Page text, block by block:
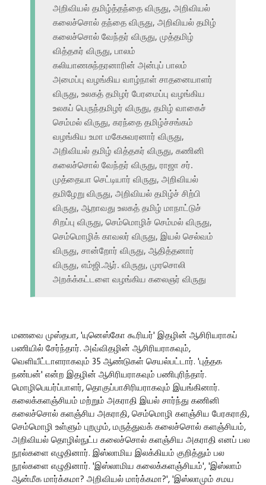
அறிவியல் தமிழ்த்தந்தை விருது, அறிவியல்
கலைச்சொல் தந்தை விருது, அறிவியல் தமிழ்
கலைச்சொல் வேந்தர் விருது, முத்தமிழ்
வித்தகர் விருது, பாலம்
கலியாணசுந்தரனாரின் அன்புப் பாலம்
அமைப்பு வழங்கிய வாழ்நாள் சாதனையாளர்
விருது, உலகத் தமிழர் பேரமைப்பு வழங்கிய
உலகப் பெருந்தமிழர் விருது, தமிழ் வாகைச்
செம்மல் விருது, கரந்தை தமிழ்ச்சங்கம்
வழங்கிய உமா மகேசுவரனார் விருது,
அறிவியல் தமிழ் வித்தகர் விருது, கணினி
கலைச்சொல் வேந்தர் விருது, ராஜா சர்.
முத்தையா செட்டியார் விருது, அறிவியல்
தமிழேறு விருது, அறிவியல் தமிழ்ச் சிற்பி
விருது, ஆறாவது உலகத் தமிழ் மாநாட்டுச்
சிறப்பு விருது, செம்மொழிச் செம்மல் விருது,
செம்மொழிக் காவலர் விருது, இயல் செல்வம்
விருது, சான்றோர் விருது, ஆதித்தனார்
விருது, எம்ஜி.ஆர். விருது, முரசொலி
அறக்க்கட்டளை வழங்கிய கலைஞர் விருது
மணவை முஸ்தபா, 'யுனெஸ்கோ கூரியர்' இதழின் ஆசிரியராகப்
பணியில் சேர்ந்தார். அவ்விதழின் ஆசிரியராகவும்,
வெளியீட்டாளராகவும் 35 ஆண்டுகள் செயல்பட்டார். 'புத்தக
நண்பன்' என்ற இதழின் ஆசிரியராகவும் பணிபுரிந்தார்.
மொழிபெயர்ப்பாளர், தொகுப்பாசிரியராகவும் இயங்கினார்.
கலைக்களஞ்சியம் மற்றும் அகராதி இயல் சார்ந்து கணினி
கலைச்சொல் களஞ்சிய அகராதி, செம்மொழி களஞ்சிய பேரகராதி,
செம்மொழி உள்ளும் புறமும், மருத்துவக் கலைச்சொல் களஞ்சியம்,
அறிவியல் தொழில்நுட்ப கலைச்சொல் களஞ்சிய அகராதி எனப் பல
நூல்களை எழுதினார். இஸ்லாமிய இலக்கியம் குறித்தும் பல
நூல்களை எழுதினார். 'இஸ்லாமிய கலைக்களஞ்சியம்', 'இஸ்லாம்
ஆன்மீக மார்க்கமா? அறிவியல் மார்க்கமா?', 'இஸ்லாமும் சமய